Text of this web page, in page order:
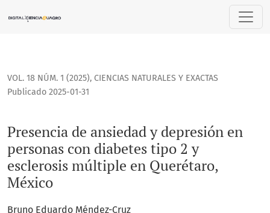
Presencia de ansiedad y depresión en personas con
VOL. 18 NÚM. 1 (2025), CIENCIAS NATURALES Y EXACTAS
Presencia de ansiedad y depresión en
personas con diabetes tipo 2 y
esclerosis múltiple en Querétaro,
México
Publicado 2025-01-31
Bruno Eduardo Méndez-Cruz